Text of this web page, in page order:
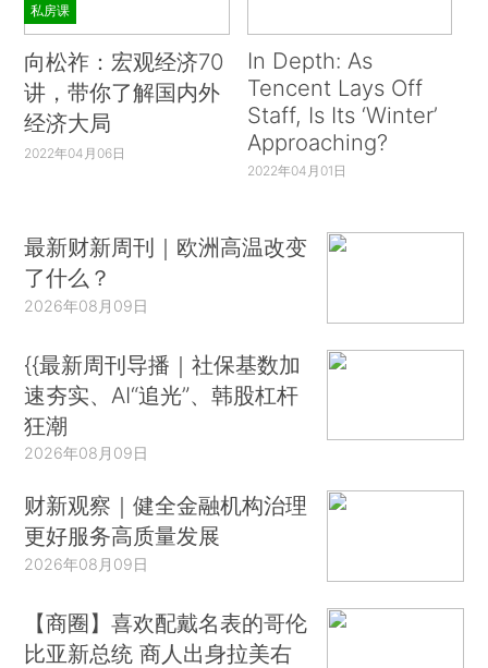
私房课
向松祚：宏观经济70
讲，带你了解国内外
经济大局
2022年04月06日
In Depth: As
Tencent Lays Off
Staff, Is Its ‘Winter’
Approaching?
2022年04月01日
最新财新周刊｜欧洲高温改变
了什么？
2026年08月09日
{{最新周刊导播｜社保基数加
速夯实、AI“追光”、韩股杠杆
狂潮
2026年08月09日
财新观察｜健全金融机构治理
更好服务高质量发展
2026年08月09日
【商圈】喜欢配戴名表的哥伦
比亚新总统 商人出身拉美右